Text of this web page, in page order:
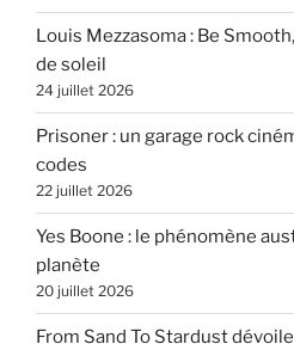
Louis Mezzasoma : Be
de soleil
24 juillet 2026
Prisoner : un garage rock
codes
22 juillet 2026
Yes Boone : le phénomène
planète
20 juillet 2026
From Sand To Stardust